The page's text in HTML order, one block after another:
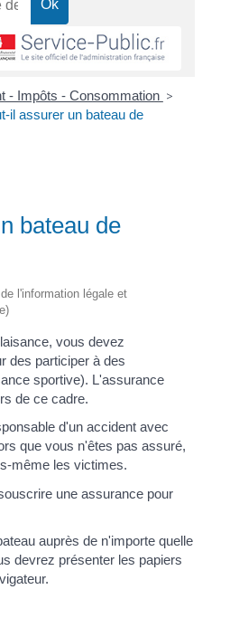
- Impôts - Consommation >
il assurer un bateau de
bateau de
l'information légale et
vous devez
des participer à des
sportive). L'assurance
de ce cadre.
d'un accident avec
que vous n'êtes pas assuré,
même les victimes.
une assurance pour
auprès de n'importe quelle
devrez présenter les papiers